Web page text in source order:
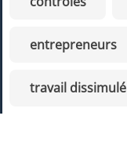
entrepreneurs
travail dissimulé